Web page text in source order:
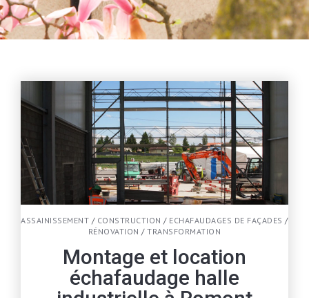
ASSAINISSEMENT / CONSTRUCTION / ECHAFAUDAGES DE FAÇADES /
RÉNOVATION /TRANSFORMATION
Montage et location
échafaudage halle